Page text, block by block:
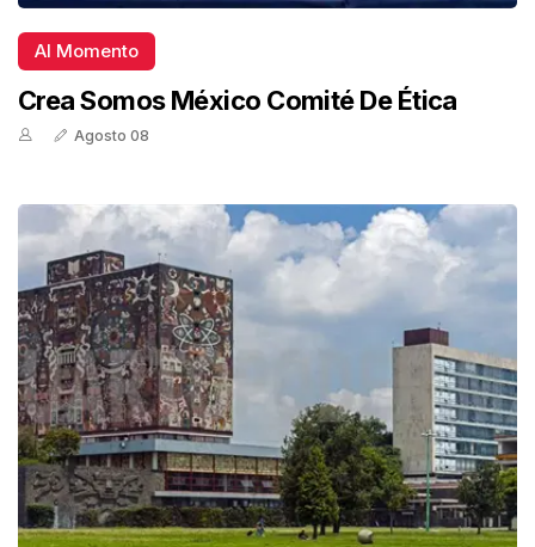
Al Momento
Crea Somos México Comité De Ética
Agosto 08